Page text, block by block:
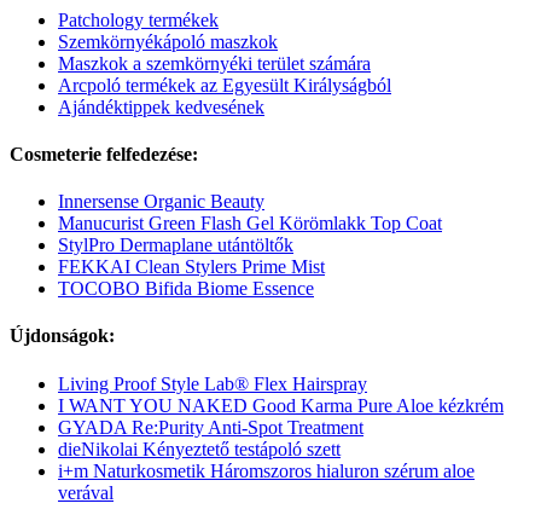
Patchology termékek
Szemkörnyékápoló maszkok
Maszkok a szemkörnyéki terület számára
Arcpoló termékek az Egyesült Királyságból
Ajándéktippek kedvesének
Cosmeterie felfedezése:
Innersense Organic Beauty
Manucurist Green Flash Gel Körömlakk Top Coat
StylPro Dermaplane utántöltők
FEKKAI Clean Stylers Prime Mist
TOCOBO Bifida Biome Essence
Újdonságok:
Living Proof Style Lab® Flex Hairspray
I WANT YOU NAKED Good Karma Pure Aloe kézkrém
GYADA Re:Purity Anti-Spot Treatment
dieNikolai Kényeztető testápoló szett
i+m Naturkosmetik Háromszoros hialuron szérum aloe
verával